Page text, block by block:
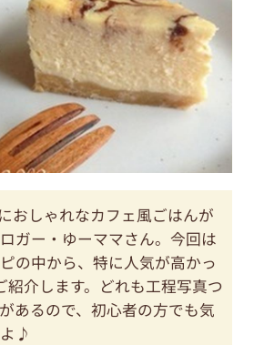
おしゃれなカフェ風ごはんが
ガー・ゆーママさん。今回は
の中から、特に人気が高かっ
紹介します。どれも工程写真つ
あるので、初心者の方でも気
♪